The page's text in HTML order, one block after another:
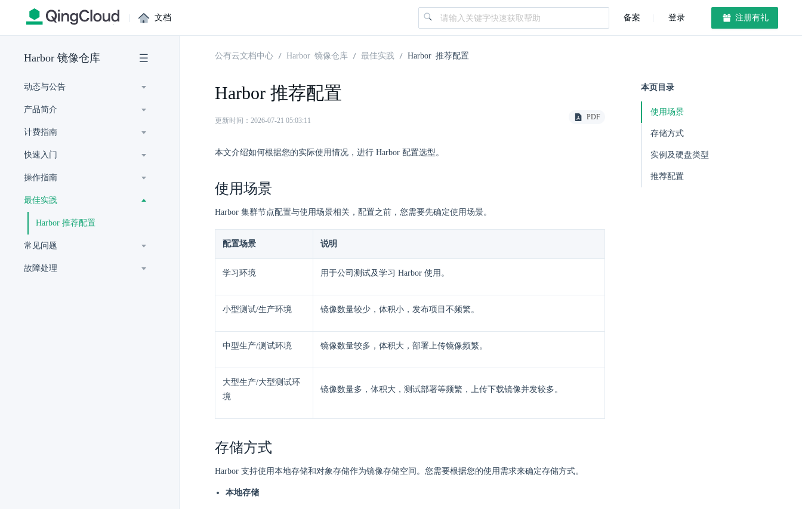
| 文档 备案 登录 注册有礼
Harbor 镜像仓库
动态与公告
产品简介
计费指南
快速入门
操作指南
最佳实践
Harbor 推荐配置
常见问题
故障处理
公有云文档中心 Harbor 镜像仓库 最佳实践 Harbor 推荐配置
Harbor 推荐配置
更新时间：2026-07-21 05:03:11 PDF
本文介绍如何根据您的实际使用情况，进行 Harbor 配置选型。
使用场景
Harbor 集群节点配置与使用场景相关，配置之前，您需要先确定使用场景。
配置场景 说明
学习环境 用于公司测试及学习 Harbor 使用。
小型测试/生产环境 镜像数量较少，体积小，发布项目不频繁。
中型生产/测试环境 镜像数量较多，体积大，部署上传镜像频繁。
大型生产/大型测试环
境
镜像数量多，体积大，测试部署等频繁，上传下载镜像并发较多。
存储方式
Harbor 支持使用本地存储和对象存储作为镜像存储空间。您需要根据您的使用需求来确定存储方式。
本地存储
本页目录
使用场景
存储方式
实例及硬盘类型
推荐配置